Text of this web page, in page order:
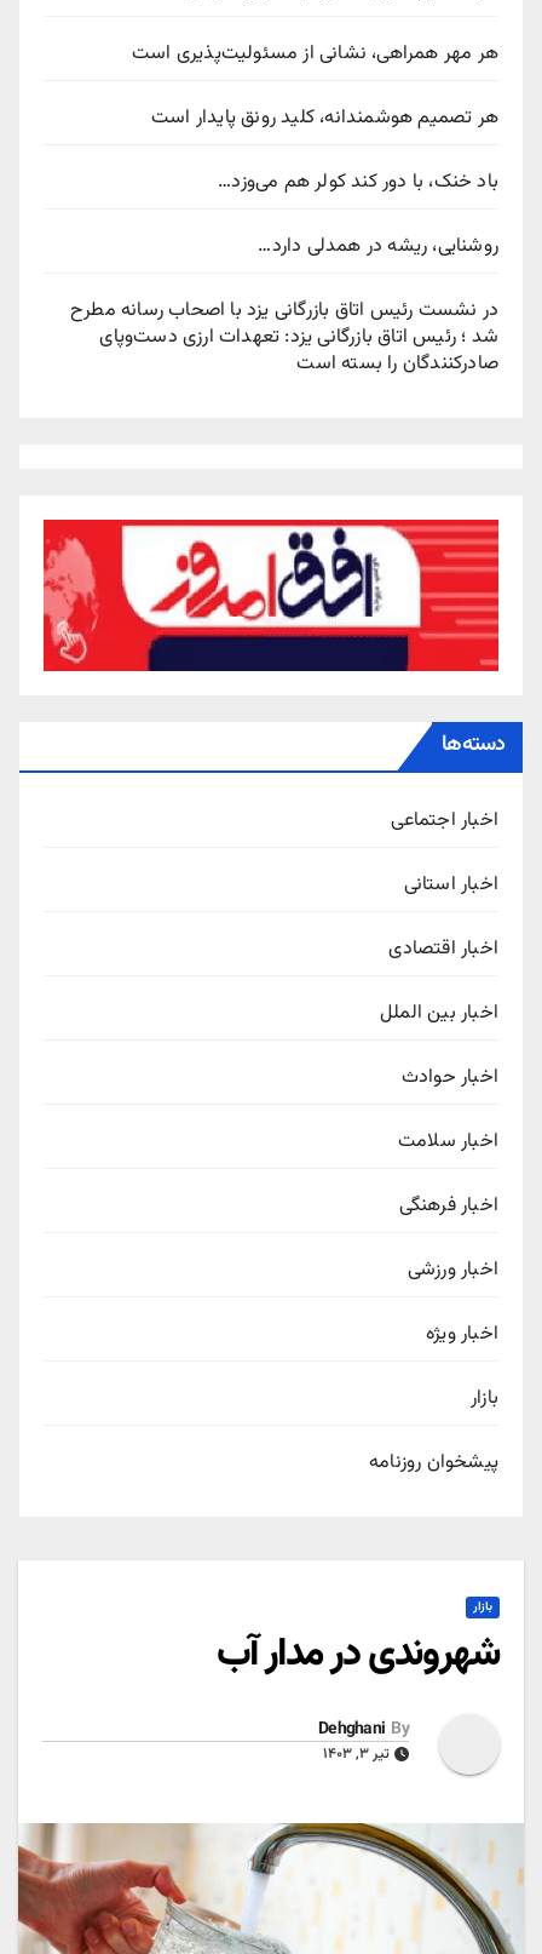
هر مهر همراهی، نشانی از مسئولیت‌پذیری است
هر تصمیم هوشمندانه، کلید رونق پایدار است
باد خنک، با دور کند کولر هم می‌وزد…
روشنایی، ریشه در همدلی دارد…
در نشست رئیس اتاق بازرگانی یزد با اصحاب رسانه مطرح
شد ؛ رئیس اتاق بازرگانی یزد: تعهدات ارزی دست‌وپای
صادرکنندگان را بسته است
دسته‌ها
اخبار اجتماعی
اخبار استانی
اخبار اقتصادی
اخبار بین الملل
اخبار حوادث
اخبار سلامت
اخبار فرهنگی
اخبار ورزشی
اخبار ویژه
بازار
پیشخوان روزنامه
بازار
شهروندی در مدار آب
By
Dehghani
تیر ۳, ۱۴۰۳